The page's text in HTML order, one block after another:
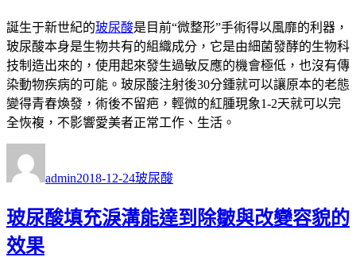
誕生于新世紀的玻尿酸是目前“微整形”手術得以風靡的利器，
玻尿酸本身是生物共有的組織成分，它是由細菌發酵的生物科
技制造出來的，使用起來發生過敏反應的機會極低，也沒有傳
染動物疾病的可能。玻尿酸注射後30分鍾就可以讓原本的老態
變得青春煥發，術後不留疤，輕微的紅腫現象1-2天就可以完
全恢複，不影響愛美者正常工作、生活。
者
admin佈
期:
2018-12-24類
玻尿酸
玻尿酸填充淚溝能達到除皺與改變容貌的
效果